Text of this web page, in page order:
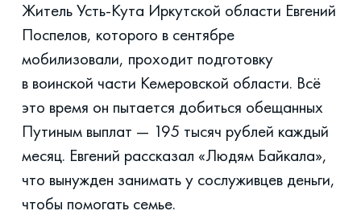
Житель Усть-Кута Иркутской области Евгений
Поспелов, которого в сентябре
мобилизовали, проходит подготовку
в воинской части Кемеровской области. Всё
это время он пытается добиться обещанных
Путиным выплат — 195 тысяч рублей каждый
месяц. Евгений рассказал «Людям Байкала»,
что вынужден занимать у сослуживцев деньги,
чтобы помогать семье.